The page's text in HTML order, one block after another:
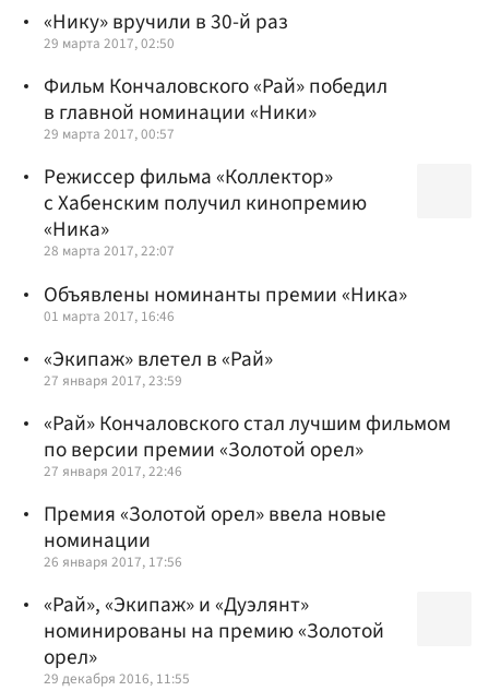
«Нику» вручили в 30-й раз
29 марта 2017, 02:50
Фильм Кончаловского «Рай» победил
в главной номинации «Ники»
29 марта 2017, 00:57
Режиссер фильма «Коллектор»
с Хабенским получил кинопремию
«Ника»
28 марта 2017, 22:07
Объявлены номинанты премии «Ника»
01 марта 2017, 16:46
«Экипаж» влетел в «Рай»
27 января 2017, 23:59
«Рай» Кончаловского стал лучшим фильмом
по версии премии «Золотой орел»
27 января 2017, 22:46
Премия «Золотой орел» ввела новые
номинации
26 января 2017, 17:56
«Рай», «Экипаж» и «Дуэлянт»
номинированы на премию «Золотой
орел»
29 декабря 2016, 11:55